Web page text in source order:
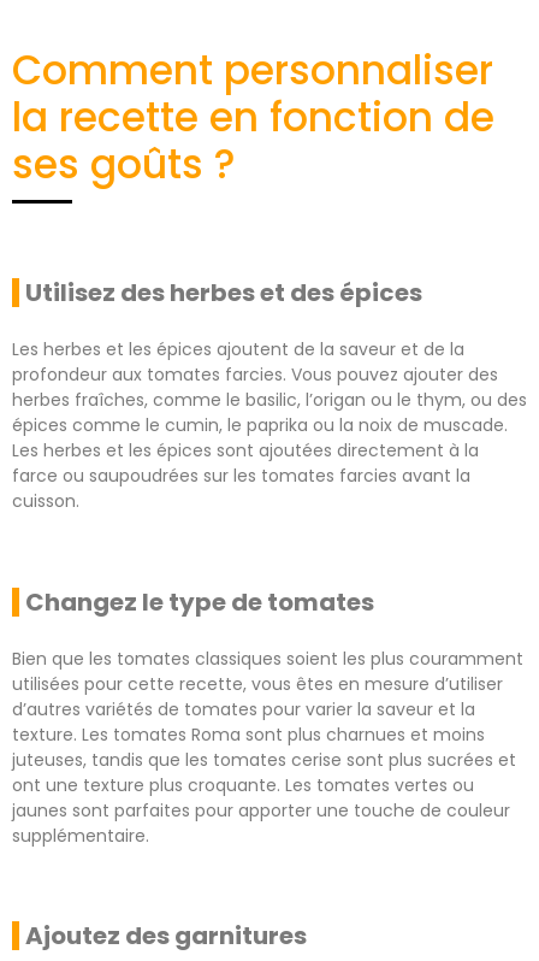
Comment personnaliser
la recette en fonction de
ses goûts ?
Utilisez des herbes et des épices
Les herbes et les épices ajoutent de la saveur et de la
profondeur aux tomates farcies. Vous pouvez ajouter des
herbes fraîches, comme le basilic, l’origan ou le thym, ou des
épices comme le cumin, le paprika ou la noix de muscade.
Les herbes et les épices sont ajoutées directement à la
farce ou saupoudrées sur les tomates farcies avant la
cuisson.
Changez le type de tomates
Bien que les tomates classiques soient les plus couramment
utilisées pour cette recette, vous êtes en mesure d’utiliser
d’autres variétés de tomates pour varier la saveur et la
texture. Les tomates Roma sont plus charnues et moins
juteuses, tandis que les tomates cerise sont plus sucrées et
ont une texture plus croquante. Les tomates vertes ou
jaunes sont parfaites pour apporter une touche de couleur
supplémentaire.
Ajoutez des garnitures